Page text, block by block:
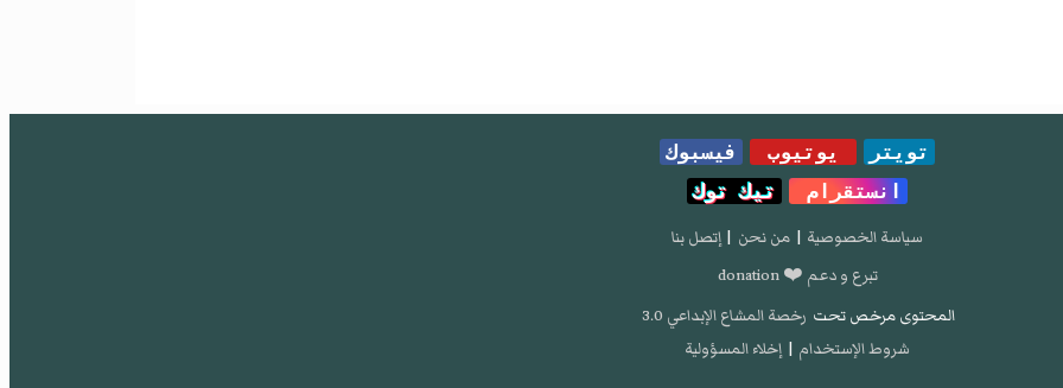
تويتر يوتيوب
فيسبوك
انستقرام
تيك توك
سياسة الخصوصية | من نحن | إتصل بنا
تبرع و دعم ❤️ donation
المحتوى مرخص تحت رخصة المشاع الإبداعي 3.0
شروط الإستخدام | إخلاء المسؤولية